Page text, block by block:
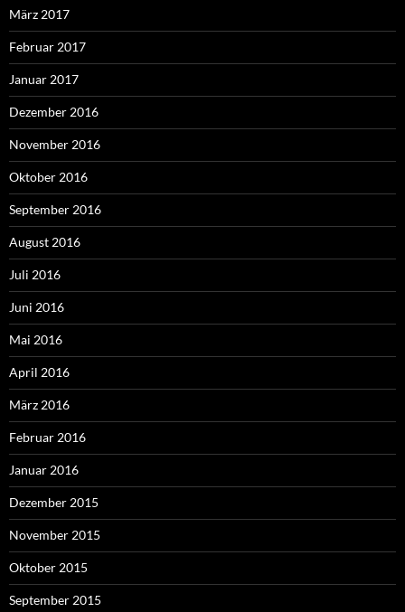
März 2017
Februar 2017
Januar 2017
Dezember 2016
November 2016
Oktober 2016
September 2016
August 2016
Juli 2016
Juni 2016
Mai 2016
April 2016
März 2016
Februar 2016
Januar 2016
Dezember 2015
November 2015
Oktober 2015
September 2015